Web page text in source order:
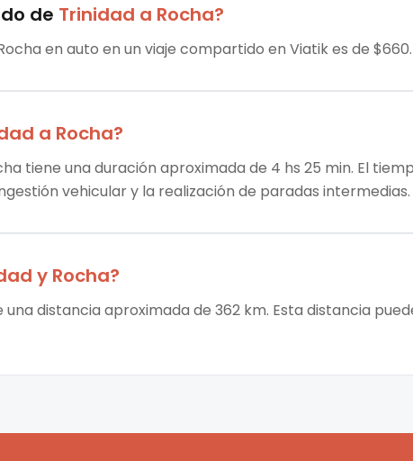
de Trinidad a Rocha?
en auto en un viaje compartido en Viatik es de $660.
a Rocha?
tiene una duración aproximada de 4 hs 25 min. El
vehicular y la realización de paradas intermedias.
y Rocha?
una distancia aproximada de 362 km. Esta distancia